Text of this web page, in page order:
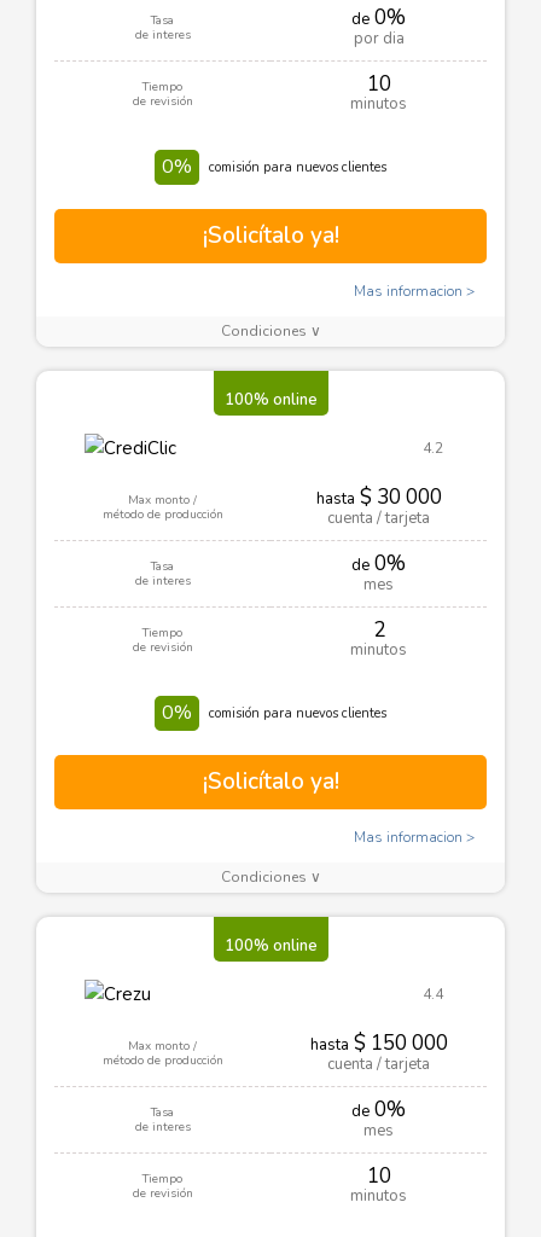
Tasa
de interes
de 0%
por dia
Tiempo
de revisión
10
minutos
0% comisión para nuevos clientes
¡Solicítalo ya!
Mas informacion
Condiciones ∨
100% online
4.2
Max monto /
método de producción
hasta $ 30 000
cuenta / tarjeta
Tasa
de interes
de 0%
mes
Tiempo
de revisión
2
minutos
0% comisión para nuevos clientes
¡Solicítalo ya!
Mas informacion
Condiciones ∨
100% online
4.4
Max monto /
método de producción
hasta $ 150 000
cuenta / tarjeta
Tasa
de interes
de 0%
mes
Tiempo
de revisión
10
minutos